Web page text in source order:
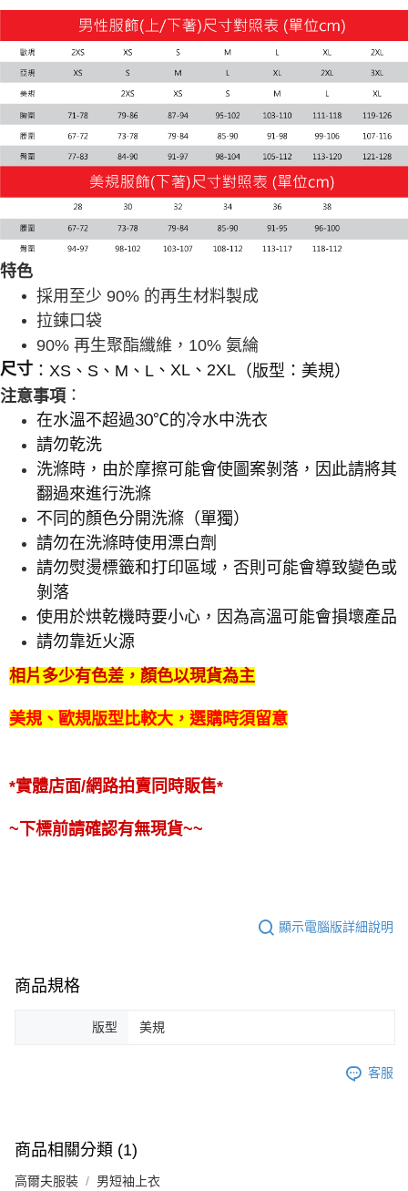
特色
採用至少 90% 的再生材料製成
拉鍊口袋
90% 再生聚酯纖維，10% 氨綸
尺寸 ：XS、S、M、L 、XL 、2XL （版型：美規）
注意事項 ：
在水溫不超過30℃的冷水中洗衣
請勿乾洗
洗滌時，由於摩擦可能會使圖案剝落，因此請將其
翻過來進行洗滌
不同的顏色分開洗滌（單獨）
請勿在洗滌時使用漂白劑
請勿熨燙標籤和打印區域，否則可能會導致變色或
剝落
使用於烘乾機時要小心，因為高溫可能會損壞產品
請勿靠近火源
相片多少有色差，顏色以現貨為主
美規、歐規版型比較大，選購時須留意
*實體店面/網路拍賣同時販售*
~下標前請確認有無現貨~~
顯示電腦版詳細說明
商品規格
版型 美規
客服
商品相關分類 (1)
高爾夫服裝 男短袖上衣